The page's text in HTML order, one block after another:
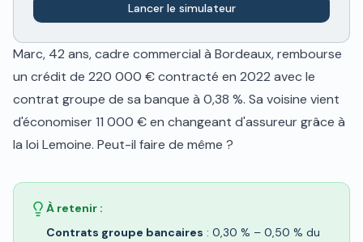
Lancer le simulateur
Marc, 42 ans, cadre commercial à Bordeaux, rembourse
un crédit de 220 000 € contracté en 2022 avec le
contrat groupe de sa banque à 0,38 %. Sa voisine vient
d'économiser 11 000 € en changeant d'assureur grâce à
la loi Lemoine. Peut-il faire de même ?
À retenir :
Contrats groupe bancaires : 0,30 % – 0,50 % du